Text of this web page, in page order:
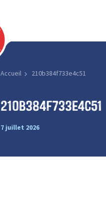
Accueil 210b384f733e4c51
210b384f733e4c51
7 juillet 2026